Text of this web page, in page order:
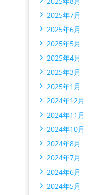
2025年7月
2025年6月
2025年5月
2025年4月
2025年3月
2025年1月
2024年12月
2024年11月
2024年10月
2024年8月
2024年7月
2024年6月
2024年5月